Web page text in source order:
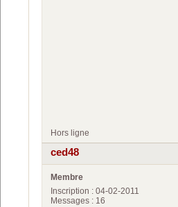
Hors ligne
ced48
Membre
Inscription : 04-02-2011
Messages : 16